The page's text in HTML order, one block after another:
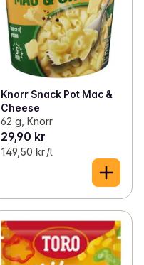
Knorr Snack Pot Mac &
Cheese
62 g, Knorr
29,90 kr
149,50 kr /l